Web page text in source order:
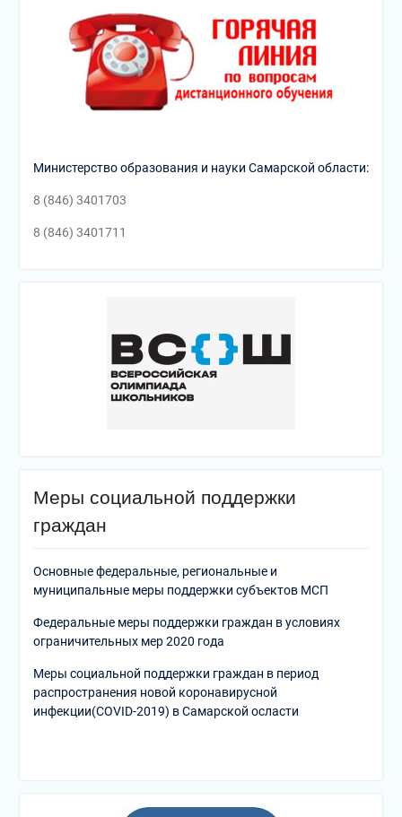
Министерство образования и науки Самарской области:
8 (846) 3401703
8 (846) 3401711
Меры социальной поддержки
граждан
Основные федеральные, региональные и
муниципальные меры поддержки субъектов МСП
Федеральные меры поддержки граждан в условиях
ограничительных мер 2020 года
Меры социальной поддержки граждан в период
распространения новой коронавирусной
инфекции(COVID-2019) в Самарской осласти